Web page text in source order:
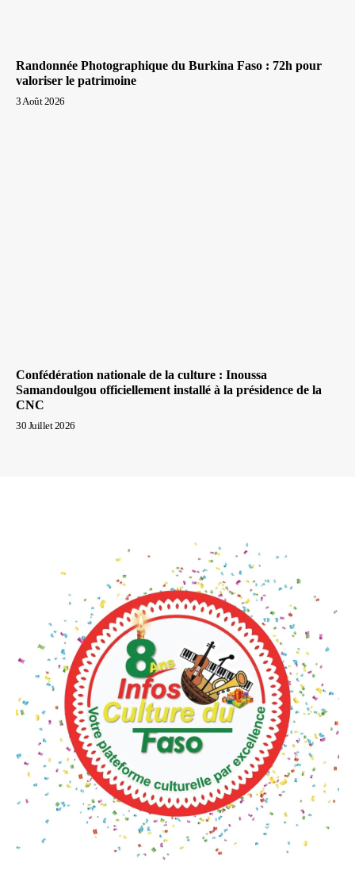
Randonnée Photographique du Burkina Faso : 72h pour
valoriser le patrimoine
3 Août 2026
Confédération nationale de la culture : Inoussa
Samandoulgou officiellement installé à la présidence de la
CNC
30 Juillet 2026